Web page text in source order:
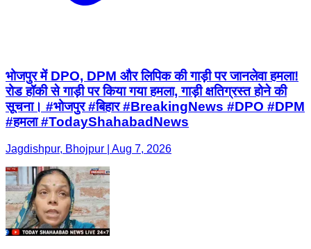
भोजपुर में DPO, DPM और लिपिक की गाड़ी पर जानलेवा हमला!
रोड हॉकी से गाड़ी पर किया गया हमला, गाड़ी क्षतिग्रस्त होने की
सूचना। #भोजपुर #बिहार #BreakingNews #DPO #DPM
#हमला #TodayShahabadNews
Jagdishpur, Bhojpur | Aug 7, 2026